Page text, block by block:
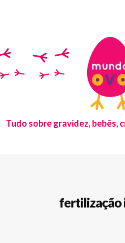
Tudo sobre gravidez, bebês,
fertilização